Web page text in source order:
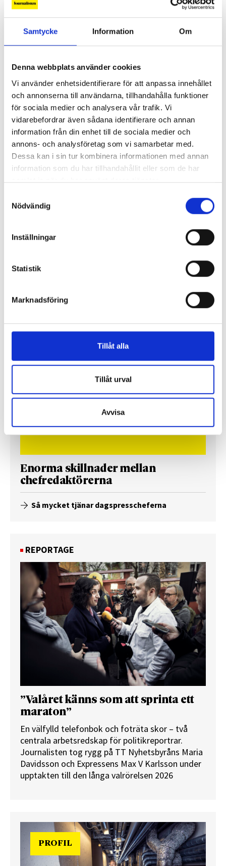
Samtycke Information Om
Denna webbplats använder cookies
Vi använder enhetsidentifierare för att anpassa innehållet
och annonserna till användarna, tillhandahålla funktioner
för sociala medier och analysera vår trafik. Vi
vidarebefordrar även sådana identifierare och annan
information från din enhet till de sociala medier och
annons- och analysföretag som vi samarbetar med.
Dessa kan i sin tur kombinera informationen med annan
information som du har tillhandahållit eller som de har
samlat in när du har använt deras tjänster.
Nödvändig
Inställningar
Statistik
Marknadsföring
Tillåt alla
Tillåt urval
Avvisa
Lönerna – redaktion för redaktion
Så mycket tjänar vi – och våra chefer
Enorma skillnader mellan
chefredaktörerna
Så mycket tjänar dagspresscheferna
REPORTAGE
”Valåret känns som att sprinta ett
maraton”
En välfylld telefonbok och foträta skor – två
centrala arbetsredskap för politikreportrar.
Journalisten tog rygg på TT Nyhetsbyråns Maria
Davidsson och Expressens Max V Karlsson under
upptakten till den långa valrörelsen 2026
PROFIL